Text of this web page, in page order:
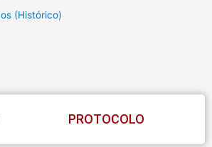
(Histórico)
PROTOCOLO